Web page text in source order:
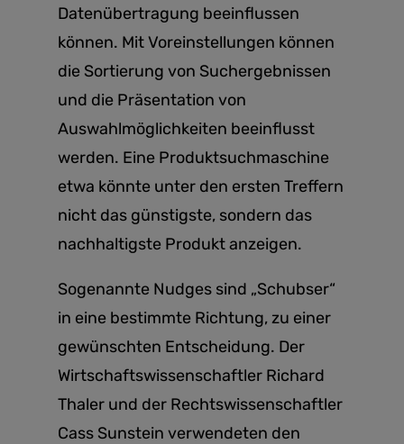
Datenübertragung beeinflussen
können. Mit Voreinstellungen können
die Sortierung von Suchergebnissen
und die Präsentation von
Auswahlmöglichkeiten beeinflusst
werden. Eine Produktsuchmaschine
etwa könnte unter den ersten Treffern
nicht das günstigste, sondern das
nachhaltigste Produkt anzeigen.
Sogenannte Nudges sind „Schubser“
in eine bestimmte Richtung, zu einer
gewünschten Entscheidung. Der
Wirtschaftswissenschaftler Richard
Thaler und der Rechtswissenschaftler
Cass Sunstein verwendeten den